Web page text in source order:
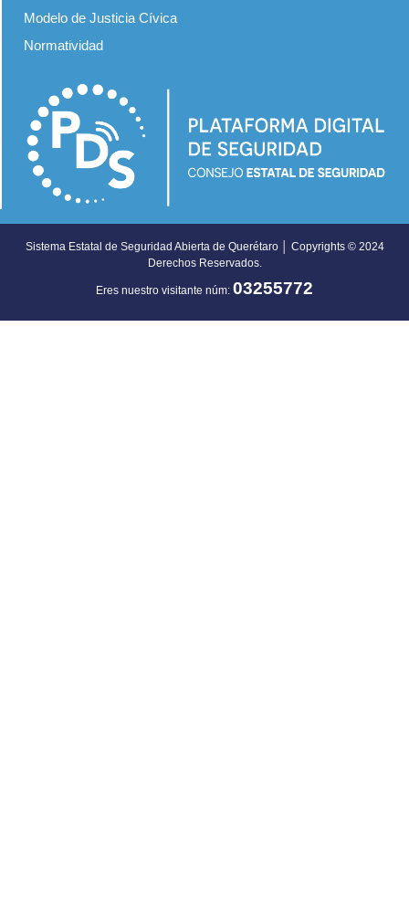
Modelo de Justicia Cívica
Normatividad
Sistema Estatal de Seguridad Abierta de Querétaro │ Copyrights © 2024
Derechos Reservados.
Eres nuestro visitante núm: 03255772